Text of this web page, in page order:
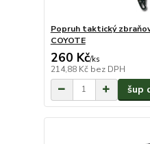
Popruh taktický
COYOTE
260 Kč/ks
214,88 Kč bez DPH
šup